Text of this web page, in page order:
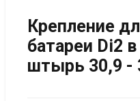
Крепление
батареи Di2
штырь 30,9 -